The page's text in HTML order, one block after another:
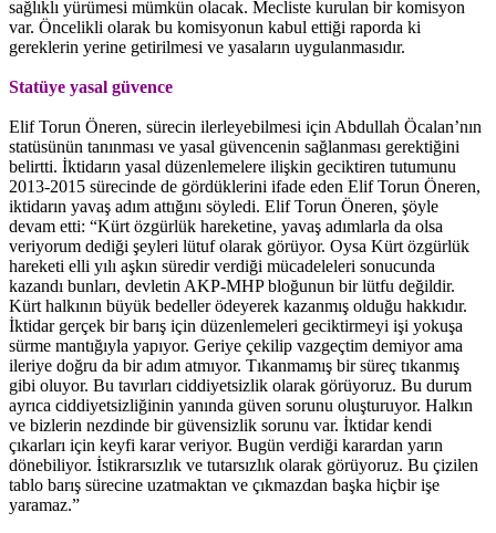
sağlıklı yürümesi mümkün olacak. Mecliste kurulan bir komisyon
var. Öncelikli olarak bu komisyonun kabul ettiği raporda ki
gereklerin yerine getirilmesi ve yasaların uygulanmasıdır.
Statüye yasal güvence
Elif Torun Öneren, sürecin ilerleyebilmesi için Abdullah Öcalan’nın
statüsünün tanınması ve yasal güvencenin sağlanması gerektiğini
belirtti. İktidarın yasal düzenlemelere ilişkin geciktiren tutumunu
2013-2015 sürecinde de gördüklerini ifade eden Elif Torun Öneren,
iktidarın yavaş adım attığını söyledi. Elif Torun Öneren, şöyle
devam etti: “Kürt özgürlük hareketine, yavaş adımlarla da olsa
veriyorum dediği şeyleri lütuf olarak görüyor. Oysa Kürt özgürlük
hareketi elli yılı aşkın süredir verdiği mücadeleleri sonucunda
kazandı bunları, devletin AKP-MHP bloğunun bir lütfu değildir.
Kürt halkının büyük bedeller ödeyerek kazanmış olduğu hakkıdır.
İktidar gerçek bir barış için düzenlemeleri geciktirmeyi işi yokuşa
sürme mantığıyla yapıyor. Geriye çekilip vazgeçtim demiyor ama
ileriye doğru da bir adım atmıyor. Tıkanmamış bir süreç tıkanmış
gibi oluyor. Bu tavırları ciddiyetsizlik olarak görüyoruz. Bu durum
ayrıca ciddiyetsizliğinin yanında güven sorunu oluşturuyor. Halkın
ve bizlerin nezdinde bir güvensizlik sorunu var. İktidar kendi
çıkarları için keyfi karar veriyor. Bugün verdiği karardan yarın
dönebiliyor. İstikrarsızlık ve tutarsızlık olarak görüyoruz. Bu çizilen
tablo barış sürecine uzatmaktan ve çıkmazdan başka hiçbir işe
yaramaz.”